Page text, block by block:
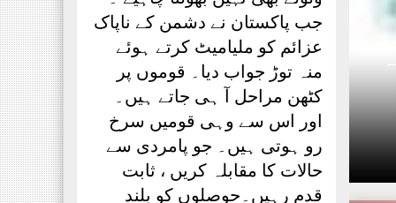
جب پاکستان نے دشمن کے ناپاک
عزائم کو ملیامیٹ کرتے ہوئے
منہ توڑ جواب دیا۔ قوموں پر
کٹھن مراحل آ ہی جاتے ہیں۔
اور اس سے وہی قومیں سرخ
رو ہوتی ہیں۔ جو پامردی سے
حالات کا مقابلہ کریں ، ثابت
قدم رہیں۔حوصلوں کو بلند